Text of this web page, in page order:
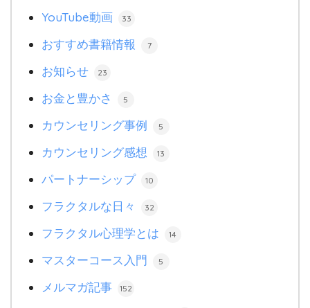
YouTube動画 33
おすすめ書籍情報 7
お知らせ 23
お金と豊かさ 5
カウンセリング事例 5
カウンセリング感想 13
パートナーシップ 10
フラクタルな日々 32
フラクタル心理学とは 14
マスターコース入門 5
メルマガ記事 152